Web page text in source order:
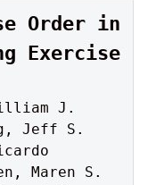
Order in
Exercise
J.
Jeff S.
Maren S.